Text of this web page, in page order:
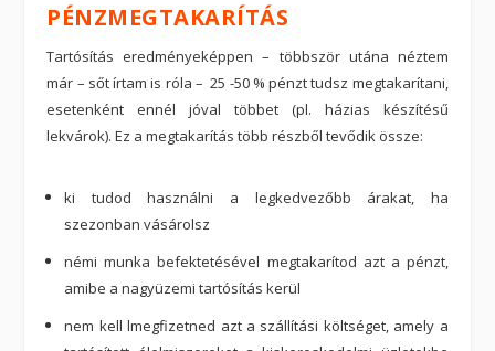
PÉNZMEGTAKARÍTÁS
Tartósítás eredményeképpen – többször utána néztem
már – sőt írtam is róla – 25 -50 % pénzt tudsz megtakarítani,
esetenként ennél jóval többet (pl. házias készítésű
lekvárok). Ez a megtakarítás több részből tevődik össze:
ki tudod használni a legkedvezőbb árakat, ha
szezonban vásárolsz
némi munka befektetésével megtakarítod azt a pénzt,
amibe a nagyüzemi tartósítás kerül
nem kell lmegfizetned azt a szállítási költséget, amely a